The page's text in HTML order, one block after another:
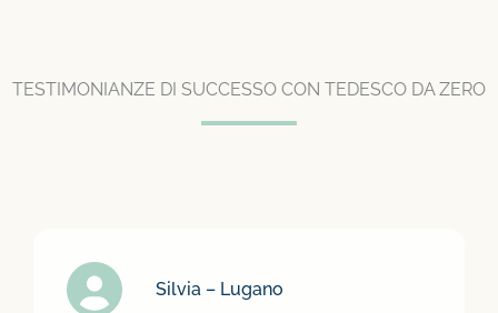
TESTIMONIANZE DI SUCCESSO CON TEDESCO DA ZERO
Silvia – Lugano